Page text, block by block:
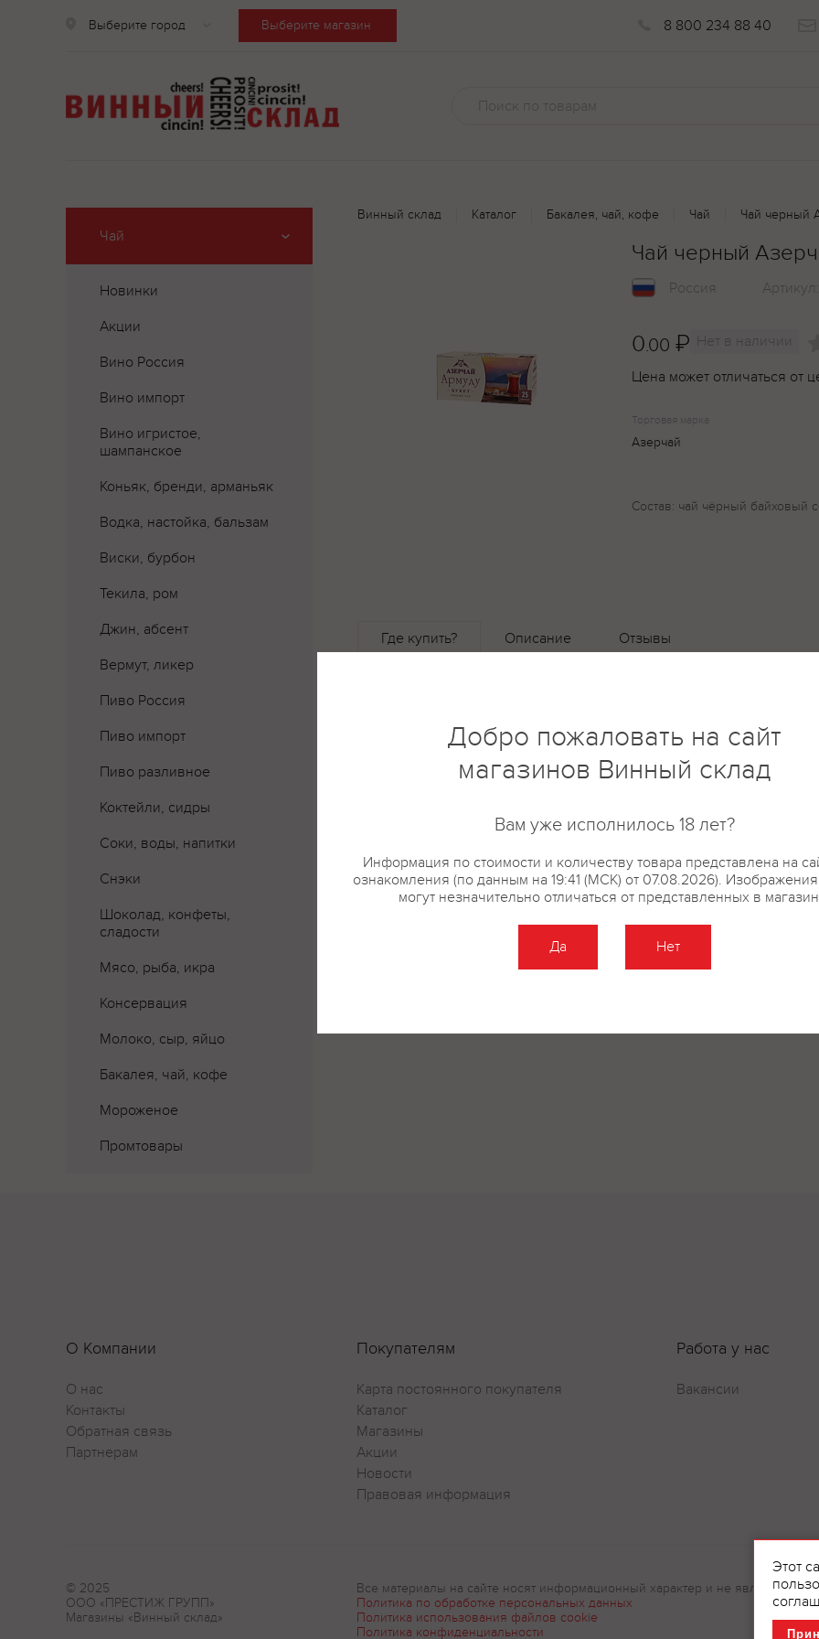
Выберите город Выберите магазин 8 800 234 88 40
Чай
Новинки
Акции
Вино Россия
Вино импорт
Вино игристое,
шампанское
Коньяк, бренди, арманьяк
Водка, настойка, бальзам
Виски, бурбон
Текила, ром
Джин, абсент
Вермут, ликер
Пиво Россия
Пиво импорт
Пиво разливное
Коктейли, сидры
Соки, воды, напитки
Снэки
Шоколад, конфеты,
сладости
Мясо, рыба, икра
Консервация
Молоко, сыр, яйцо
Бакалея, чай, кофе
Мороженое
Промтовары
Винный склад Каталог Бакалея, чай, кофе Чай Чай черный
Чай черный
Россия Артикул:
0.00 ₽ Нет в наличии
Цена может отличаться от
Торговая марка
Азерчай
Состав: чай чёрный байховый
Где купить? Описание Отзывы
О Компании
О нас
Контакты
Обратная связь
Партнерам
Покупателям
Карта постоянного покупателя
Каталог
Магазины
Акции
Новости
Правовая информация
Работа у нас
Вакансии
© 2025
ООО «ПРЕСТИЖ ГРУПП»
Магазины «Винный склад»
Все материалы на сайте носят информационный характер и не являются
Политика по обработке персональных данных
Политика использования файлов cookie
Политика конфиденциальности
Этот
Добро пожаловать на сайт
магазинов Винный склад
Вам уже исполнилось 18 лет?
Информация по стоимости и количеству товара представлена на
ознакомления (по данным на 19:41 (МСК) от 07.08.2026).
могут незначительно отличаться от представленных в
Да Нет